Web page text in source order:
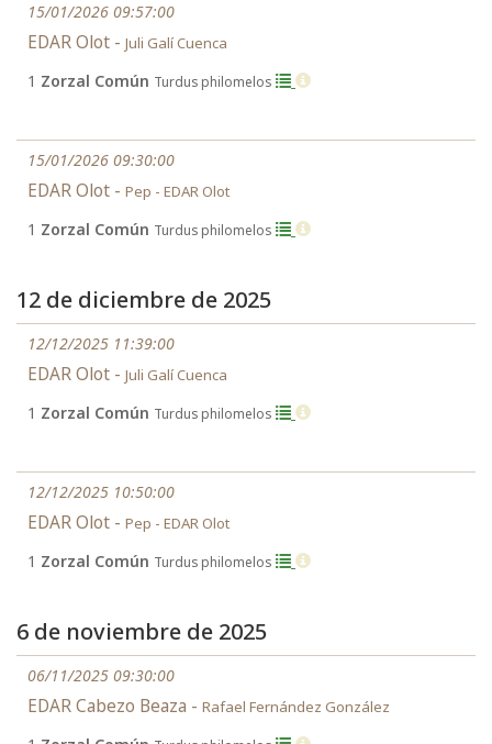
15/01/2026 09:57:00
EDAR Olot - Juli Galí Cuenca
1 Zorzal Común Turdus philomelos
15/01/2026 09:30:00
EDAR Olot - Pep - EDAR Olot
1 Zorzal Común Turdus philomelos
12 de diciembre de 2025
12/12/2025 11:39:00
EDAR Olot - Juli Galí Cuenca
1 Zorzal Común Turdus philomelos
12/12/2025 10:50:00
EDAR Olot - Pep - EDAR Olot
1 Zorzal Común Turdus philomelos
6 de noviembre de 2025
06/11/2025 09:30:00
EDAR Cabezo Beaza - Rafael Fernández González